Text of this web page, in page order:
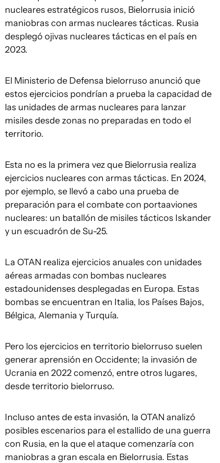
nucleares estratégicos rusos, Bielorrusia inició
maniobras con armas nucleares tácticas. Rusia
desplegó ojivas nucleares tácticas en el país en
2023.
El Ministerio de Defensa bielorruso anunció que
estos ejercicios pondrían a prueba la capacidad de
las unidades de armas nucleares para lanzar
misiles desde zonas no preparadas en todo el
territorio.
Esta no es la primera vez que Bielorrusia realiza
ejercicios nucleares con armas tácticas. En 2024,
por ejemplo, se llevó a cabo una prueba de
preparación para el combate con portaaviones
nucleares: un batallón de misiles tácticos Iskander
y un escuadrón de Su-25.
La OTAN realiza ejercicios anuales con unidades
aéreas armadas con bombas nucleares
estadounidenses desplegadas en Europa. Estas
bombas se encuentran en Italia, los Países Bajos,
Bélgica, Alemania y Turquía.
Pero los ejercicios en territorio bielorruso suelen
generar aprensión en Occidente; la invasión de
Ucrania en 2022 comenzó, entre otros lugares,
desde territorio bielorruso.
Incluso antes de esta invasión, la OTAN analizó
posibles escenarios para el estallido de una guerra
con Rusia, en la que el ataque comenzaría con
maniobras a gran escala en Bielorrusia. Estas